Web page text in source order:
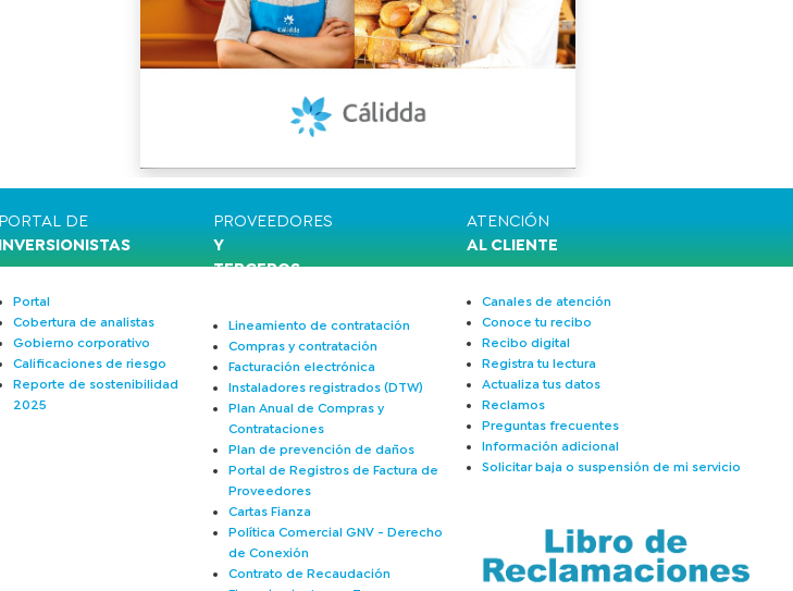
PORTAL DE
INVERSIONISTAS
Portal
Cobertura de analistas
Gobierno corporativo
Calificaciones de riesgo
Reporte de sostenibilidad
2025
PROVEEDORES
Y
TERCEROS
Lineamiento de contratación
Compras y contratación
Facturación electrónica
Instaladores registrados (DTW)
Plan Anual de Compras y
Contrataciones
Plan de prevención de daños
Portal de Registros de Factura de
Proveedores
Cartas Fianza
Política Comercial GNV - Derecho
de Conexión
Contrato de Recaudación
ATENCIÓN
AL CLIENTE
Canales de atención
Conoce tu recibo
Recibo digital
Registra tu lectura
Actualiza tus datos
Reclamos
Preguntas frecuentes
Información adicional
Solicitar baja o suspensión de mi servicio